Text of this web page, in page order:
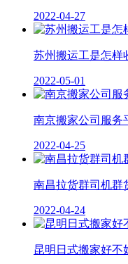
2022-04-27
苏州搬运工是怎样
2022-05-01
南京搬家公司服务
2022-04-25
南昌拉货群司机群
2022-04-24
昆明日式搬家好不